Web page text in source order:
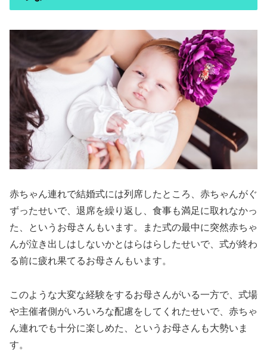
赤ちゃん連れで結婚式には列席したところ、赤ちゃんがぐ
ずったせいで、退席を繰り返し、食事も満足に取れなかっ
た、というお母さんもいます。また式の最中に突然赤ちゃ
んが泣き出しはしないかとはらはらしたせいで、式が終わ
る前に疲れ果てるお母さんもいます。
このような大変な経験をするお母さんがいる一方で、式場
や主催者側がいろいろな配慮をしてくれたせいで、赤ちゃ
ん連れでも十分に楽しめた、というお母さんも大勢いま
す。